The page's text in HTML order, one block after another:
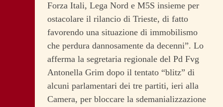
Forza Itali, Lega Nord e M5S insieme per
ostacolare il rilancio di Trieste, di fatto
favorendo una situazione di immobilismo
che perdura dannosamente da decenni”. Lo
afferma la segretaria regionale del Pd Fvg
Antonella Grim dopo il tentato “blitz” di
alcuni parlamentari dei tre partiti, ieri alla
Camera, per bloccare la sdemanializzazione